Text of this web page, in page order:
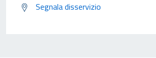
Segnala disservizio